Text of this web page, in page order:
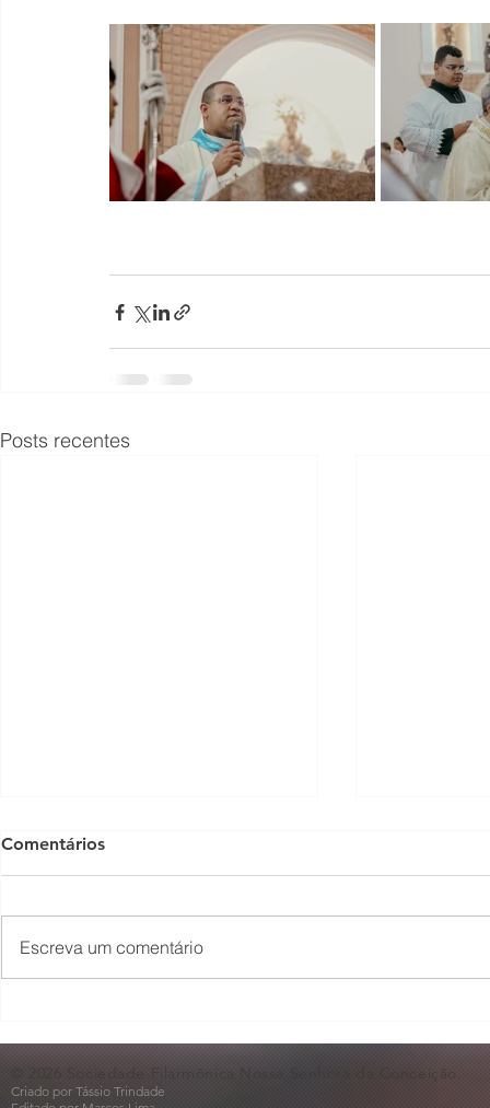
Posts recentes
🎵🎶
ao Dia dos
Comentários
Escreva um comentário
© 2026 Sociedade Filarmônica Nossa Senhora da Conceição.
Criado por Tássio Trindade